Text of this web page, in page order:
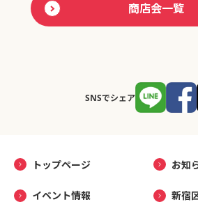
商店会一覧
SNSでシェア
トップページ お知
イベント情報 新宿